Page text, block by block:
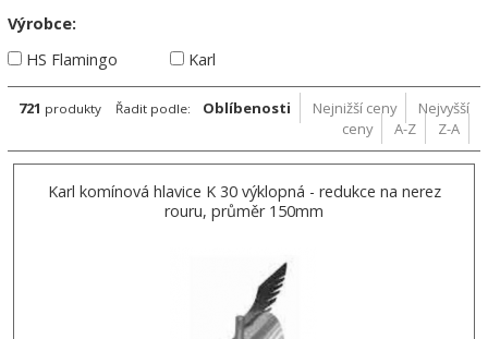
Výrobce:
HS Flamingo
Karl
721 produkty Řadit podle: Oblíbenosti Nejnižší ceny
Nejvyšší
ceny
A-Z Z-A
Karl komínová hlavice K 30 výklopná - redukce na nerez
rouru, průměr 150mm